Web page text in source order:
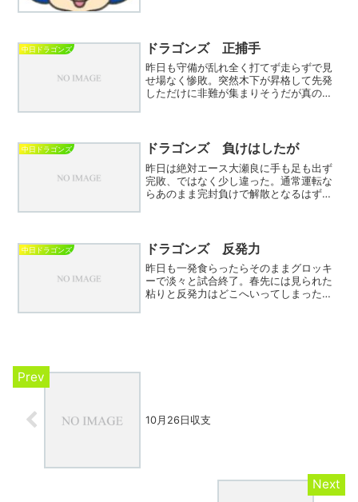
外国人も未知数な面が多く...
中日ドラゴンズ ドラゴンズ 正捕手
昨日も守備が乱れ全く打てず走らずで見
せ場なく惨敗。突然木下が昇格して先発
しただけに非難が集まりそうだが真の敗
せず降格となったのでやは...
中日ドラゴンズ ドラゴンズ 負けはしたが
昨日は絶対エース大瀬良に手も足も出ず
完敗、ではなく少し違った。通常運転な
らあのまま完封負けで解散となるはずで
けていれば…。単独最下...
中日ドラゴンズ ドラゴンズ 反発力
昨日も一発食らったらそのままグロッキ
ーで淡々と試合終了。春先には見られた
粘りと反発力はどこへいってしまったの
10月26日収支